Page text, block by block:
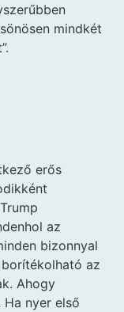
mindkét
erős
az
bizonnyal
az
Ahogy
Ha nyer első